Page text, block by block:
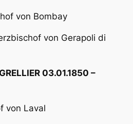
von Bombay
von Gerapoli di
03.01.1850 –
von Laval